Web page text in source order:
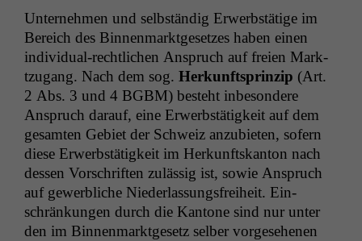
Unternehmen und selb­ständig Erwerb­stätige im
Bere­ich des Bin­nen­mark­t­ge­set­zes haben einen
indi­vid­ual-rechtlichen Anspruch auf freien Mark­
tzu­gang. Nach dem sog. Herkun­ft­sprinzip (Art.
2 Abs. 3 und 4 BGBM) beste­ht inbeson­dere
Anspruch darauf, eine Erwerb­stätigkeit auf dem
gesamten Gebi­et der Schweiz anzu­bi­eten, sofern
diese Erwerb­stätigkeit im Herkun­ft­skan­ton nach
dessen Vorschriften zuläs­sig ist, sowie Anspruch
auf gewerbliche Nieder­las­sungs­frei­heit. Ein­
schränkun­gen durch die Kan­tone sind nur unter
den im Bin­nen­mark­t­ge­setz sel­ber vorge­se­henen